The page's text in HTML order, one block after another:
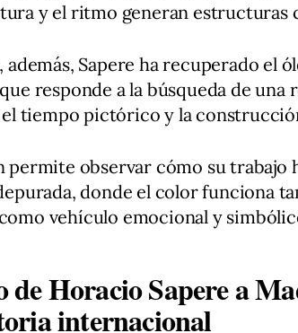
y el ritmo generan estructuras
además, Sapere ha recuperado el
responde a la búsqueda de una
tiempo pictórico y la
permite observar cómo su trabajo
donde el color funciona
vehículo emocional y
de Horacio Sapere a
internacional